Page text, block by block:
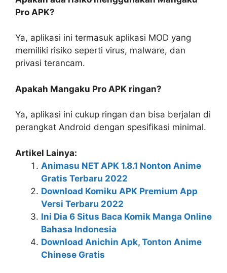
Pro APK?
Ya, aplikasi ini termasuk aplikasi MOD yang
memiliki risiko seperti virus, malware, dan
privasi terancam.
Apakah Mangaku Pro APK ringan?
Ya, aplikasi ini cukup ringan dan bisa berjalan di
perangkat Android dengan spesifikasi minimal.
Artikel Lainya:
Animasu NET APK 1.8.1 Nonton Anime
Gratis Terbaru 2022
Download Komiku APK Premium App
Versi Terbaru 2022
Ini Dia 6 Situs Baca Komik Manga Online
Bahasa Indonesia
Download Anichin Apk, Tonton Anime
Chinese Gratis